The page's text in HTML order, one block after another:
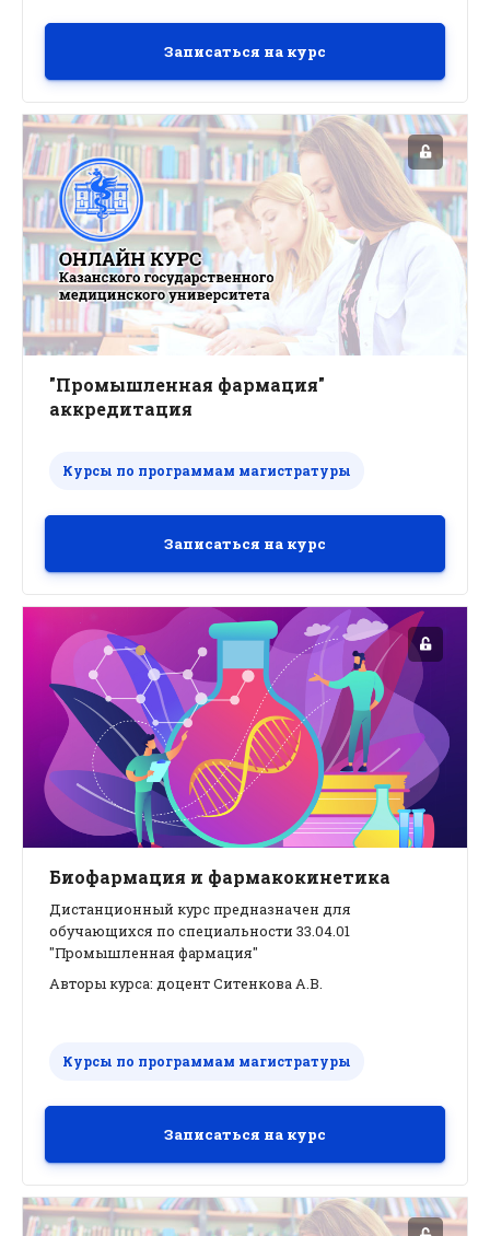
Записаться на курс
"Промышленная фармация"
аккредитация
Курсы по программам магистратуры
Записаться на курс
Биофармация и фармакокинетика
Дистанционный курс предназначен для
обучающихся по специальности 33.04.01
"Промышленная фармация"
Авторы курса: доцент Ситенкова А.В.
Курсы по программам магистратуры
Записаться на курс